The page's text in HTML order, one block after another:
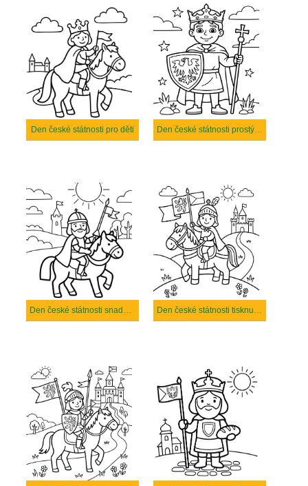
Den české státnosti pro děti Den české státnosti prostý tisknutelné
Den české státnosti snadný tisknutelné Den české státnosti tisknutelné pro děti